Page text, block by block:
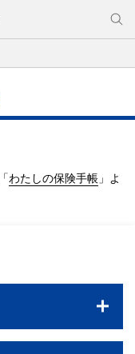
「わたしの保険手帳 」よ